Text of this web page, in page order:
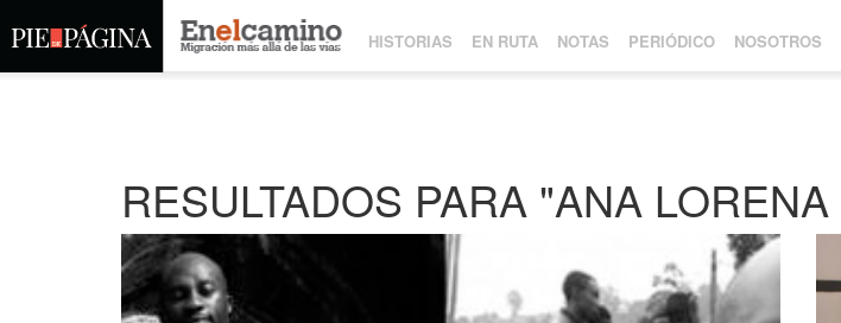
HISTORIAS EN RUTA NOTAS PERIÓDICO NOSOTROS
RESULTADOS PARA "ANA